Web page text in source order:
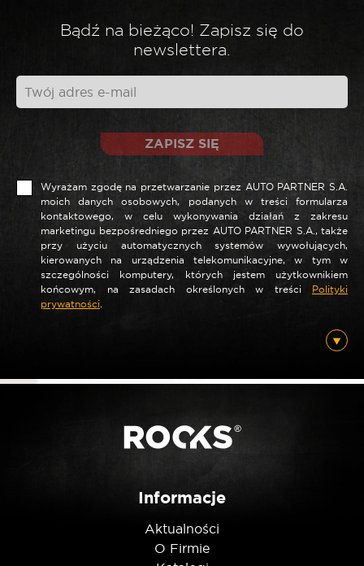
Nazwa*
Nie jestem robotem
Bądź na bieżąco! Zapisz się do
newslettera.
ZAPISZ SIĘ
Wyrażam zgodę na przetwarzanie przez AUTO PARTNER S.A.
moich danych osobowych, podanych w treści formularza
kontaktowego, w celu wykonywania działań z zakresu
marketingu bezpośredniego przez AUTO PARTNER S.A., także
przy użyciu automatycznych systemów wywołujących,
kierowanych na urządzenia telekomunikacyjne, w tym w
szczególności komputery, których jestem użytkownikiem
końcowym, na zasadach określonych w treści Polityki
prywatności.
Informacje
Aktualności
O Firmie